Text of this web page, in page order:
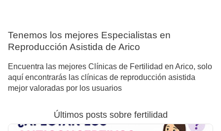
Tenemos los mejores Especialistas en
Reproducción Asistida de Arico
Encuentra las mejores Clínicas de Fertilidad en Arico, solo
aquí encontrarás las clínicas de reproducción asistida
mejor valoradas por los usuarios
Últimos posts sobre fertilidad